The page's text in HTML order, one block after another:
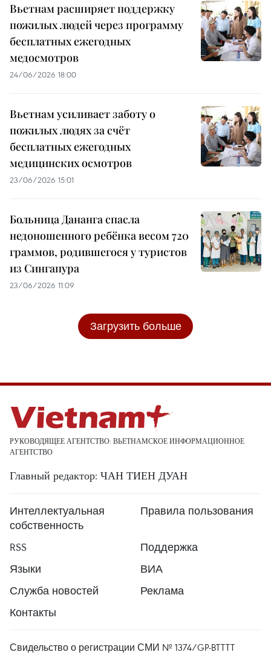
Вьетнам расширяет поддержку
пожилых людей через программу
бесплатных ежегодных
медосмотров
24/06/2026 18:00
Вьетнам усиливает заботу о
пожилых людях за счёт
бесплатных ежегодных
медицинских осмотров
23/06/2026 15:01
Больница Дананга спасла
недоношенного ребёнка весом 720
граммов, родившегося у туристов
из Сингапура
23/06/2026 11:09
Загрузить больше
РУКОВОДЯЩЕЕ АГЕНТСТВО: ВЬЕТНАМСКОЕ ИНФОРМАЦИОННОЕ
АГЕНТСТВО
Главный редактор: ЧАН ТИЕН ДУАН
Интеллектуальная
собственность
Правила пользования
RSS
Поддержка
Языки
ВИА
Служба новостей
Реклама
Контакты
Свидельство о регистрации СМИ № 1374/GP-BTTTT